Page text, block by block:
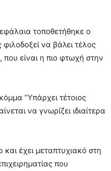
τοποθετήθηκε ο
να βάλει τέλος
που είναι η πιο φτωχή στην
“Υπάρχει τέτοιος
να γνωρίζει ιδιαίτερα
έχει μεταπτυχιακό στη
που